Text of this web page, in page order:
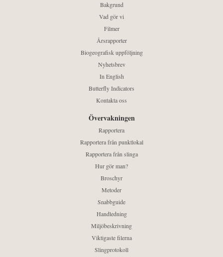
Bakgrund
Vad gör vi
Filmer
Årsrapporter
Biogeografisk uppföljning
Nyhetsbrev
In English
Butterfly Indicators
Kontakta oss
Övervakningen
Rapportera
Rapportera från punktlokal
Rapportera från slinga
Hur gör man?
Broschyr
Metoder
Snabbguide
Handledning
Miljöbeskrivning
Viktigaste filerna
Slingprotokoll